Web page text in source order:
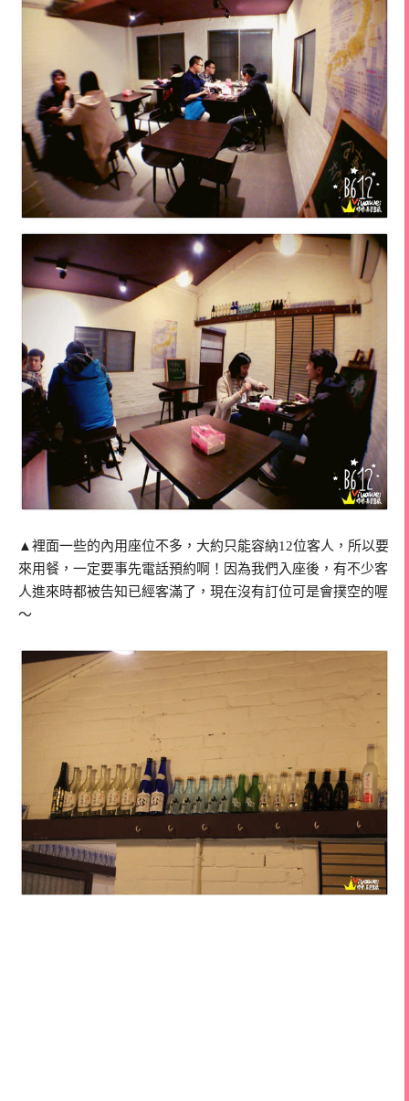
▲裡面一些的內用座位不多，大約只能容納12位客人，所以要
來用餐，一定要事先電話預約啊！因為我們入座後，有不少客
人進來時都被告知已經客滿了，現在沒有訂位可是會撲空的喔
～